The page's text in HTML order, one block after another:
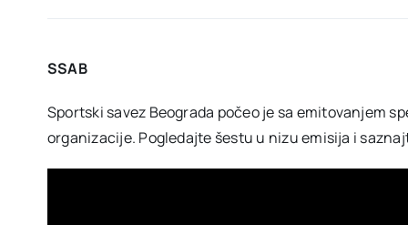
SSAB
Sportski savez Beograda počeo je sa emitovanjem
organizacije. Pogledajte šestu u nizu emisija i